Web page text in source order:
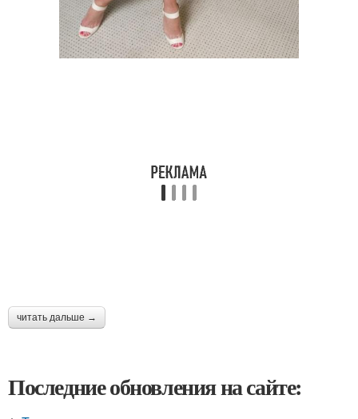
читать дальше →
Последние обновления на сайте: